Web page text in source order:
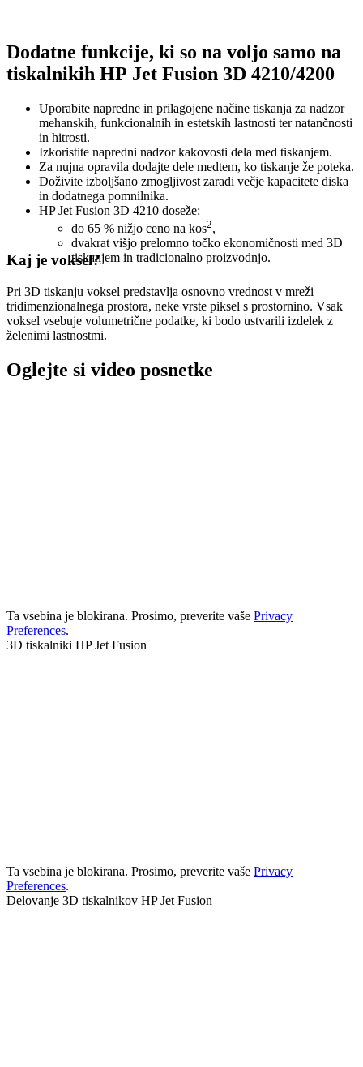
Dodatne funkcije, ki so na voljo samo na
tiskalnikih HP Jet Fusion 3D 4210/4200
Uporabite napredne in prilagojene načine tiskanja za nadzor
mehanskih, funkcionalnih in estetskih lastnosti ter natančnosti
in hitrosti.
Izkoristite napredni nadzor kakovosti dela med tiskanjem.
Za nujna opravila dodajte dele medtem, ko tiskanje že poteka.
Doživite izboljšano zmogljivost zaradi večje kapacitete diska
in dodatnega pomnilnika.
HP Jet Fusion 3D 4210 doseže:
do 65 % nižjo ceno na kos2,
dvakrat višjo prelomno točko ekonomičnosti med 3D
tiskanjem in tradicionalno proizvodnjo.
Kaj je voksel?
Pri 3D tiskanju voksel predstavlja osnovno vrednost v mreži
tridimenzionalnega prostora, neke vrste piksel s prostornino. Vsak
voksel vsebuje volumetrične podatke, ki bodo ustvarili izdelek z
želenimi lastnostmi.
Oglejte si video posnetke
Ta vsebina je blokirana. Prosimo, preverite vaše Privacy
Preferences.
3D tiskalniki HP Jet Fusion
Ta vsebina je blokirana. Prosimo, preverite vaše Privacy
Preferences.
Delovanje 3D tiskalnikov HP Jet Fusion